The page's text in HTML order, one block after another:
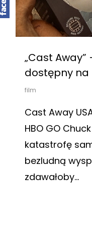
„Cast
dostępny na
film
Cast Away
HBO GO
katastrofę
bezludną
zdawałoby…